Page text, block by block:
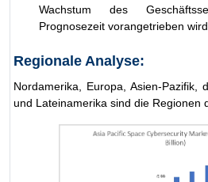
Wachstum des
Prognosezeit vorangetrieben wird.
Regionale Analyse:
Nordamerika, Europa, Asien-Pazifik,
und Lateinamerika sind die Regionen